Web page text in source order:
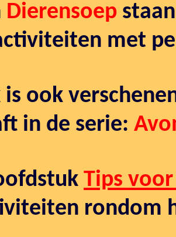
Dierensoep
met
ook
in de serie:
Tips
rondom